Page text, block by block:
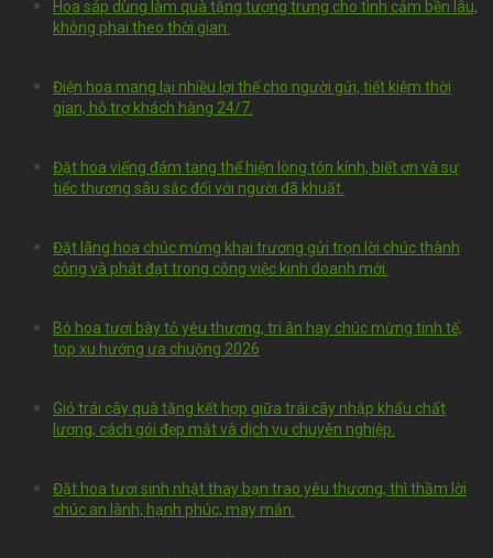
Hoa sáp dùng làm quà tặng tượng trưng cho tình cảm bền lâu,
không phai theo thời gian.
Điện hoa mang lại nhiều lợi thế cho người gửi, tiết kiệm thời
gian, hỗ trợ khách hàng 24/7.
Đặt hoa viếng đám tang thể hiện lòng tôn kính, biết ơn và sự
tiếc thương sâu sắc đối với người đã khuất.
Đặt lãng hoa chúc mừng khai trương gửi trọn lời chúc thành
công và phát đạt trong công việc kinh doanh mới.
Bó hoa tươi bày tỏ yêu thương, tri ân hay chúc mừng tinh tế,
top xu hướng ưa chuộng 2026
Giỏ trái cây quà tặng kết hợp giữa trái cây nhập khẩu chất
lượng, cách gói đẹp mắt và dịch vụ chuyên nghiệp.
Đặt hoa tươi sinh nhật thay bạn trao yêu thương, thì thầm lời
chúc an lành, hạnh phúc, may mắn.